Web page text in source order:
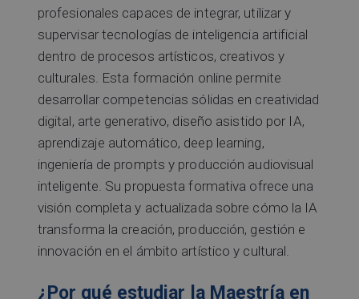
profesionales capaces de integrar, utilizar y
supervisar tecnologías de inteligencia artificial
dentro de procesos artísticos, creativos y
culturales. Esta formación online permite
desarrollar competencias sólidas en creatividad
digital, arte generativo, diseño asistido por IA,
aprendizaje automático, deep learning,
ingeniería de prompts y producción audiovisual
inteligente. Su propuesta formativa ofrece una
visión completa y actualizada sobre cómo la IA
transforma la creación, producción, gestión e
innovación en el ámbito artístico y cultural.
¿Por qué estudiar la Maestría en